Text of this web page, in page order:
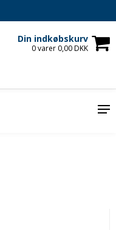
Din indkøbskurv
0 varer 0,00 DKK